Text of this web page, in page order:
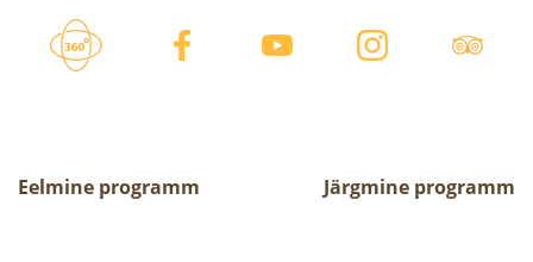
Eelmine programm Järgmine programm